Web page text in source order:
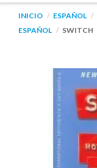
INICIO ESPAÑOL
ESPAÑOL
SWITCH